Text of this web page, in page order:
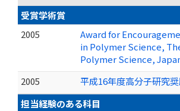
受賞学術賞
2005
Award for
in Polymer Science,
Polymer Science,
2005
平成16年度高分子研究
担当経験のある科目